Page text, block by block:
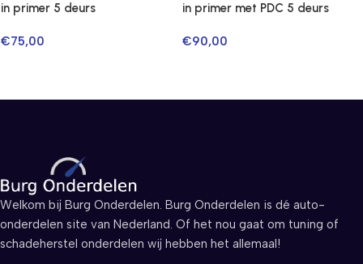
in primer 5 deurs
€75,00
in primer met PDC 5 deurs
€90,00
Welkom bij Burg Onderdelen. Burg Onderdelen is dé auto-
onderdelen site van Nederland. Of het nou gaat om tuning of
schadeherstel onderdelen wij hebben het allemaal!